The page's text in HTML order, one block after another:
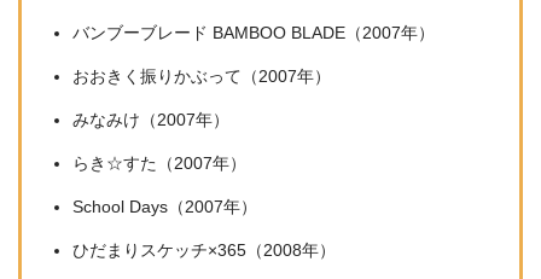
バンブーブレード BAMBOO BLADE（2007年）
おおきく振りかぶって（2007年）
みなみけ（2007年）
らき☆すた（2007年）
School Days（2007年）
ひだまりスケッチ×365（2008年）